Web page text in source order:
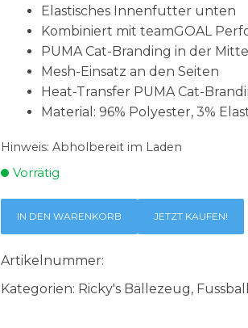
Elastisches Innenfutter unten
Kombiniert mit teamGOAL
PUMA Cat-Branding in der Mitte
Mesh-Einsatz an den Seiten
Heat-Transfer PUMA Cat-
Material: 96% Polyester, 3%
Hinweis: Abholbereit im Laden
Vorrätig
IN DEN WARENKORB JETZT KAUFEN!
Artikelnummer:
Kategorien: Ricky's Bällezeug,